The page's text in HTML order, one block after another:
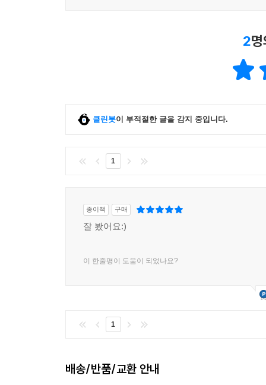
2
클린봇이 부적절한 글을 감지 중입니다.
1
종이책 구매
잘 봤어요:)
이 한줄평이 도움이 되었나요?
1
배송/반품/교환 안내